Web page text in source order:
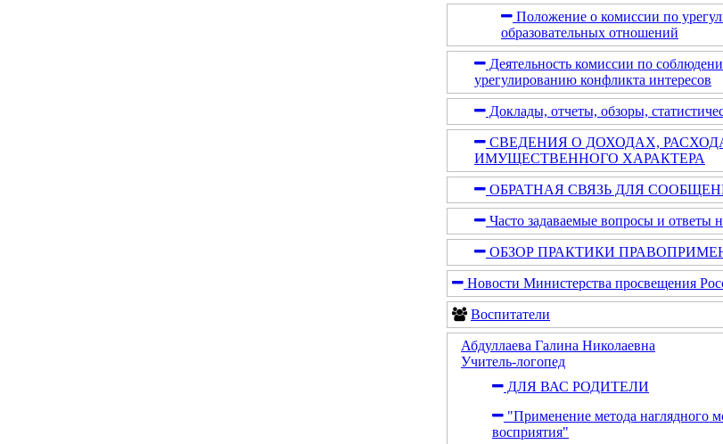
Положение о комиссии по
образовательных отношений
Деятельность комиссии по
урегулированию конфликта интересов
Доклады, отчеты, обзоры,
СВЕДЕНИЯ О ДОХОДАХ,
ИМУЩЕСТВЕННОГО ХАРАКТЕРА
ОБРАТНАЯ СВЯЗЬ ДЛЯ
Часто задаваемые вопросы и ответы
ОБЗОР ПРАКТИКИ
Новости Министерства просвещения
Воспитатели
Абдуллаева Галина Николаевна
Учитель-логопед
ДЛЯ ВАС РОДИТЕЛИ
"Применение метода наглядного
восприятия"